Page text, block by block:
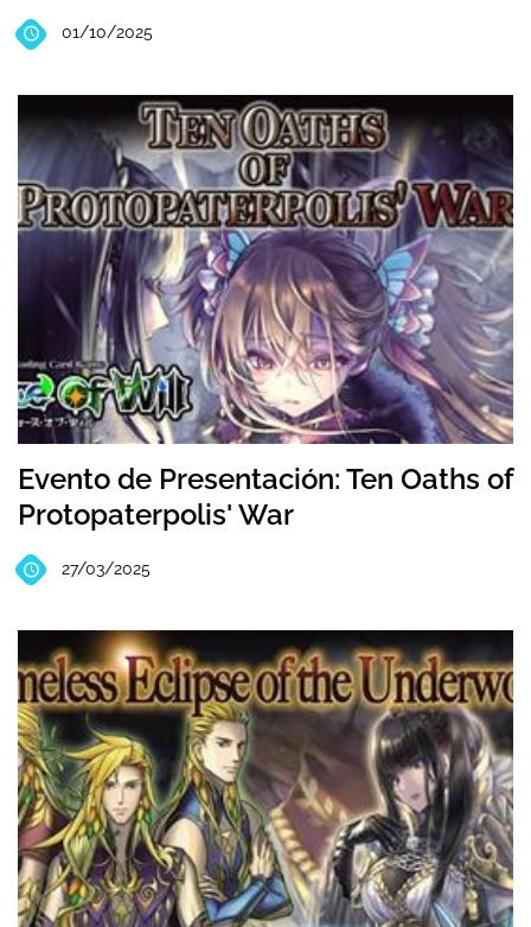
01/10/2025
Evento de Presentación: Ten Oaths of
Protopaterpolis' War
27/03/2025